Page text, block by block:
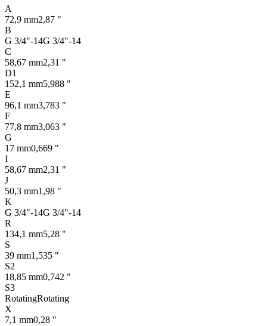
A
72,9 mm2,87 "
B
G 3/4"-14G 3/4"-14
C
58,67 mm2,31 "
D1
152,1 mm5,988 "
E
96,1 mm3,783 "
F
77,8 mm3,063 "
G
17 mm0,669 "
I
58,67 mm2,31 "
J
50,3 mm1,98 "
K
G 3/4"-14G 3/4"-14
R
134,1 mm5,28 "
S
39 mm1,535 "
S2
18,85 mm0,742 "
S3
RotatingRotating
X
7,1 mm0,28 "